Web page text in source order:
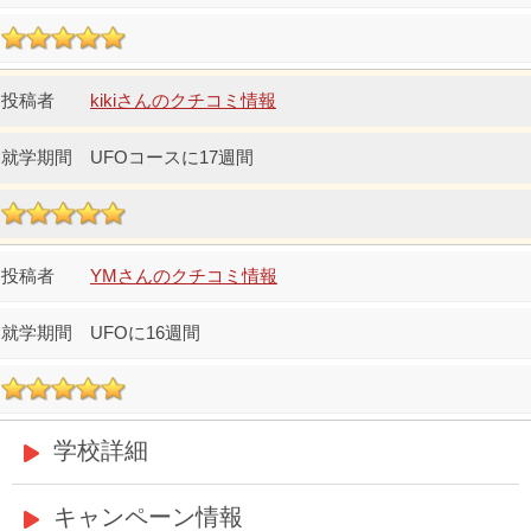
kikiさんのクチコミ情報
UFOコースに17週間
YMさんのクチコミ情報
UFOに16週間
学校詳細
キャンペーン情報